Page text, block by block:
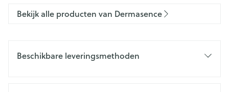
Bekijk alle producten van Dermasence
Beschikbare leveringsmethoden